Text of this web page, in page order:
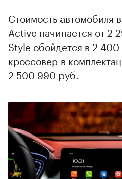
Стоимость автомобиля
Active начинается от 2
Style обойдется в 2
кроссовер в
2 500 990 руб.